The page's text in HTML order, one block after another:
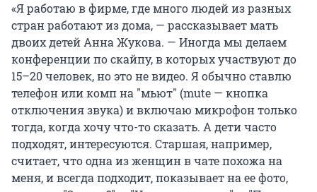
«Я работаю в фирме, где много людей из разных
стран работают из дома, — рассказывает мать
двоих детей Анна Жукова. — Иногда мы делаем
конференции по скайпу, в которых участвуют до
15–20 человек, но это не видео. Я обычно ставлю
телефон или комп на "мьют" (mute — кнопка
отключения звука) и включаю микрофон только
тогда, когда хочу что-то сказать. А дети часто
подходят, интересуются. Старшая, например,
считает, что одна из женщин в чате похожа на
меня, и всегда подходит, показывает на ее фото,